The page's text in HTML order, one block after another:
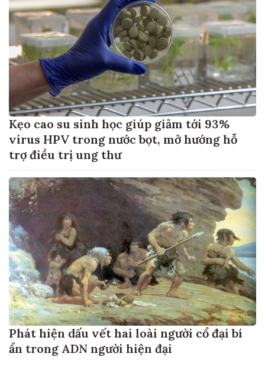
Kẹo cao su sinh học giúp giảm tới 93%
virus HPV trong nước bọt, mở hướng hỗ
trợ điều trị ung thư
Phát hiện dấu vết hai loài người cổ đại bí
ẩn trong ADN người hiện đại